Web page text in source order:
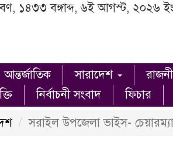
১৪৩৩ বঙ্গাব্দ, ৬ই আগস্ট, ২০২৬
আন্তর্জাতিক সারাদেশ
নির্বাচনী সংবাদ ফিচার
সরাইল উপজেলা ভাইস-